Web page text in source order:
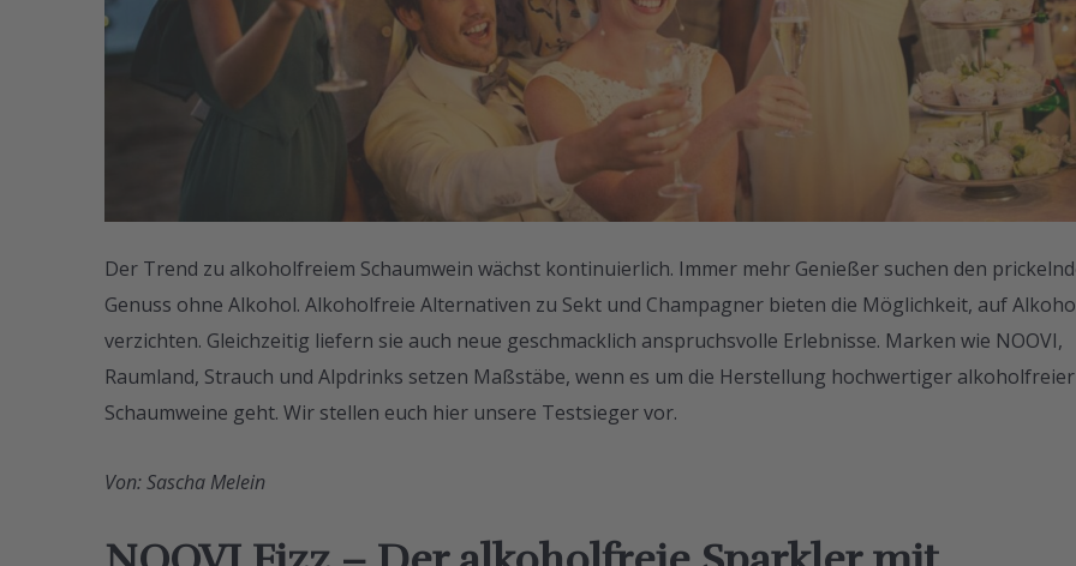
Der Trend zu alkoholfreiem Schaumwein wächst kontinuierlich. Immer mehr Genießer suchen den
Genuss ohne Alkohol. Alkoholfreie Alternativen zu Sekt und Champagner bieten die Möglichkeit, auf
verzichten. Gleichzeitig liefern sie auch neue geschmacklich anspruchsvolle Erlebnisse. Marken wie NOOVI,
Raumland, Strauch und Alpdrinks setzen Maßstäbe, wenn es um die Herstellung hochwertiger alkoholfreier
Schaumweine geht. Wir stellen euch hier unsere Testsieger vor.
Von: Sascha Melein